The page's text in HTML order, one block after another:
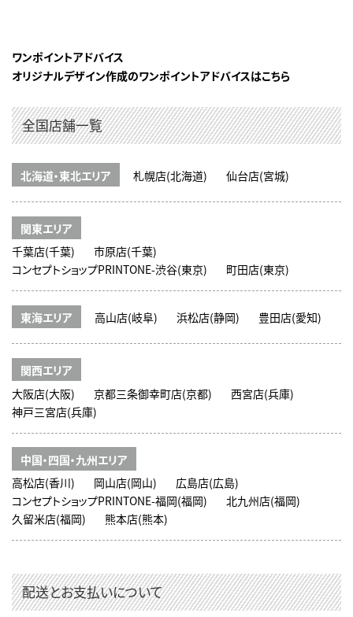
ワンポイントアドバイス
オリジナルデザイン作成のワンポイントアドバイスはこちら
全国店舗一覧
北海道・東北エリア 札幌店(北海道) 仙台店(宮城)
関東エリア
千葉店(千葉)
市原店(千葉)
コンセプトショップPRINTONE-渋谷(東京)
町田店(東京)
東海エリア 高山店(岐阜) 浜松店(静岡) 豊田店(愛知)
関西エリア
大阪店(大阪)
京都三条御幸町店(京都)
西宮店(兵庫)
神戸三宮店(兵庫)
中国・四国・九州エリア
高松店(香川)
岡山店(岡山)
広島店(広島)
コンセプトショップPRINTONE-福岡(福岡)
北九州店(福岡)
久留米店(福岡)
熊本店(熊本)
配送とお支払いについて